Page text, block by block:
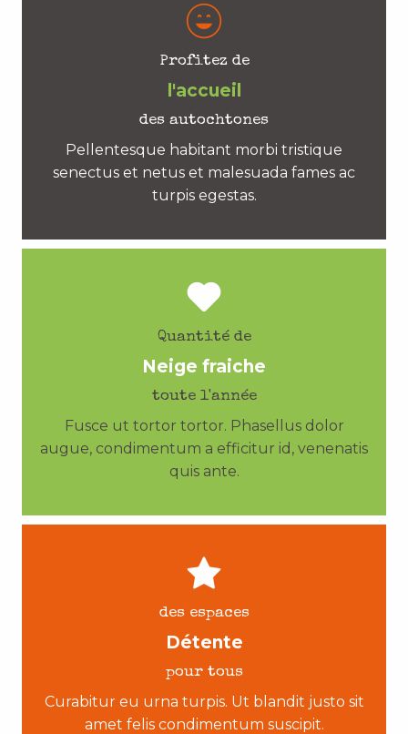
Profitez de
l'accueil
des autochtones
Pellentesque habitant morbi tristique
senectus et netus et malesuada fames ac
turpis egestas.
Quantité de
Neige fraiche
toute l'année
Fusce ut tortor tortor. Phasellus dolor
augue, condimentum a efficitur id, venenatis
quis ante.
des espaces
Détente
pour tous
Curabitur eu urna turpis. Ut blandit justo sit
amet felis condimentum suscipit.